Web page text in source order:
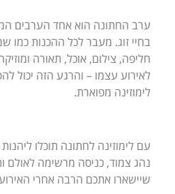
ערב החתונה הוא אחד הערבים
בחיי זוג. מעבר לכל ההכנות כמו
חליפה, צילום, אוכל, תאורה
לאירוע עצמו – והרגע הזה יכול
לימוזינה מפוארת.
עם לימוזינה לחתונה תוכלו
נהג צמוד, כניסה מרשימה לאולם
שיישארו אתכם הרבה אחרי